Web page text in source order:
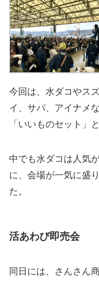
今回は、水ダコやス
イ、サバ、アイナメ
「いいものセット」
中でも水ダコは人気
に、会場が一気に盛
た。
活あわび即売会
同日には、さんさん